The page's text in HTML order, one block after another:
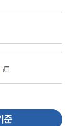
준